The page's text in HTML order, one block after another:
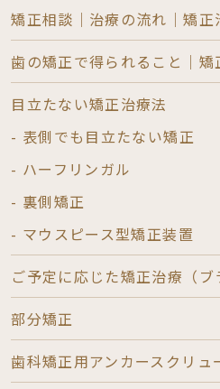
矯正相談｜治療の流れ｜矯正
歯の矯正で得られること｜矯
目立たない矯正治療法
- 表側でも目立たない矯正
- ハーフリンガル
- 裏側矯正
- マウスピース型矯正装置
ご予定に応じた矯正治療（ブ
部分矯正
歯科矯正用アンカースクリュ